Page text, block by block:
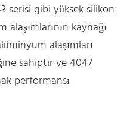
serisi gibi yüksek silikon
kaynağı
alaşımları
sahiptir ve 4047
performansı